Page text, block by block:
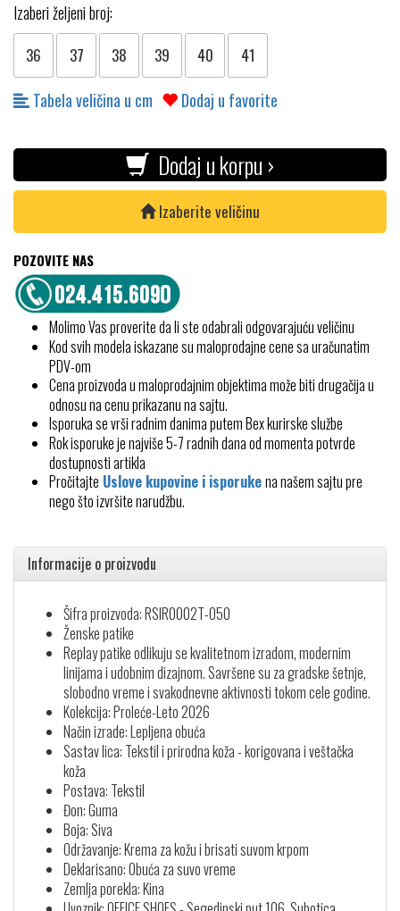
Izaberi željeni broj:
36 37 38 39 40 41
Tabela veličina u cm Dodaj u favorite
Dodaj u korpu ›
Izaberite veličinu
POZOVITE NAS
Molimo Vas proverite da li ste odabrali odgovarajuću veličinu
Kod svih modela iskazane su maloprodajne cene sa uračunatim
PDV-om
Cena proizvoda u maloprodajnim objektima može biti drugačija u
odnosu na cenu prikazanu na sajtu.
Isporuka se vrši radnim danima putem Bex kurirske službe
Rok isporuke je najviše 5-7 radnih dana od momenta potvrde
dostupnosti artikla
Pročitajte Uslove kupovine i isporukena našem sajtu pre
nego što izvršite narudžbu.
Informacije o proizvodu
Šifra proizvoda: RSIR0002T-050
Ženske patike
Replay patike odlikuju se kvalitetnom izradom, modernim
linijama i udobnim dizajnom. Savršene su za gradske šetnje,
slobodno vreme i svakodnevne aktivnosti tokom cele godine.
Kolekcija: Proleće-Leto 2026
Način izrade: Lepljena obuća
Sastav lica: Tekstil i prirodna koža - korigovana i veštačka
koža
Postava: Tekstil
Đon: Guma
Boja: Siva
Održavanje: Krema za kožu i brisati suvom krpom
Deklarisano: Obuća za suvo vreme
Zemlja porekla: Kina